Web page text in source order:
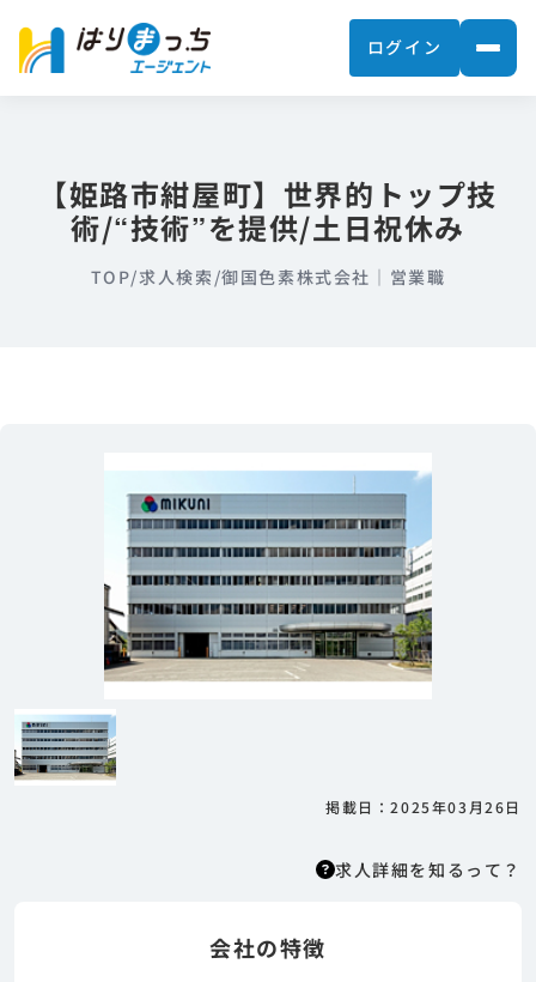
ログイン
【姫路市紺屋町】世界的トップ技
術/“技術”を提供/土日祝休み
TOP/求人検索 /御国色素株式会社｜営業職
掲載日：2025年03月26日
求人詳細を知るって？
求人詳細を知るって？
会社の特徴